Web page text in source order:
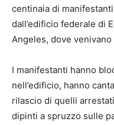
centinaia di
dall’edificio federale di
Angeles, dove
I manifestanti hanno
nell’edificio, hanno
rilascio di quelli
dipinti a spruzzo sulle